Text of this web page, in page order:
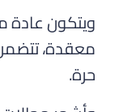
ويتكون عادة
معقدة،
حرة.